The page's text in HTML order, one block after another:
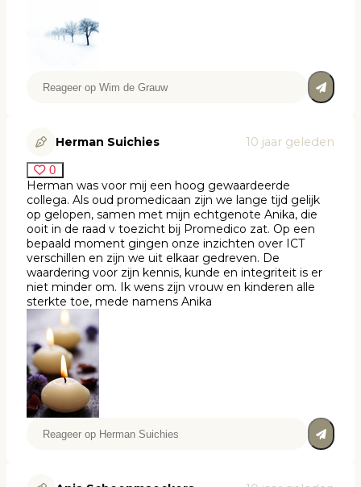
Herman Suichies 10 jaar geleden
0
Herman was voor mij een hoog gewaardeerde
collega. Als oud promedicaan zijn we lange tijd gelijk
op gelopen, samen met mijn echtgenote Anika, die
ooit in de raad v toezicht bij Promedico zat. Op een
bepaald moment gingen onze inzichten over ICT
verschillen en zijn we uit elkaar gedreven. De
waardering voor zijn kennis, kunde en integriteit is er
niet minder om. Ik wens zijn vrouw en kinderen alle
sterkte toe, mede namens Anika